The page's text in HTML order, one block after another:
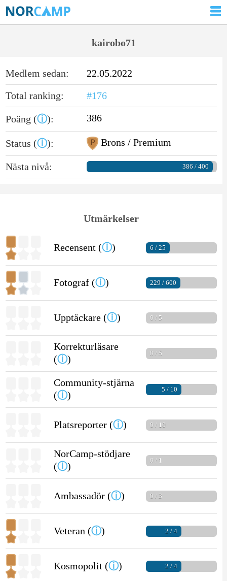
kairobo71
Medlem sedan:
22.05.2022
Total ranking:
#176
Poäng (ⓘ): 386
Status (ⓘ): Brons / Premium
Nästa nivå: 386 / 400
Utmärkelser
Recensent (ⓘ) 6 / 25
Fotograf (ⓘ) 229 / 600
Upptäckare (ⓘ) 0 / 5
Korrekturläsare
(ⓘ)
0 / 5
Community-stjärna
(ⓘ)
5 / 10
Platsreporter (ⓘ) 0 / 10
NorCamp-stödjare
(ⓘ)
0 / 1
Ambassadör (ⓘ) 0 / 3
Veteran (ⓘ) 2 / 4
Kosmopolit (ⓘ) 2 / 4